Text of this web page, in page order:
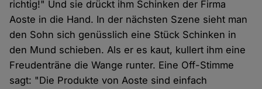
richtig!" Und sie drückt ihm Schinken der Firma
Aoste in die Hand. In der nächsten Szene sieht man
den Sohn sich genüsslich eine Stück Schinken in
den Mund schieben. Als er es kaut, kullert ihm eine
Freudenträne die Wange runter. Eine Off-Stimme
sagt: "Die Produkte von Aoste sind einfach